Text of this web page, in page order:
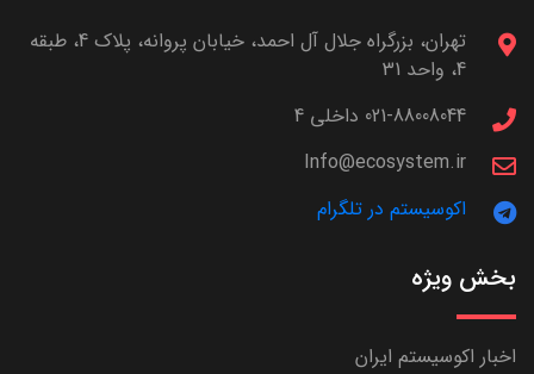
تهران، بزرگراه جلال آل احمد، خیابان پروانه، پلاک 4، طبقه
4، واحد 31
021-88008044 داخلی 4
Info@ecosystem.ir
اکوسیستم در تلگرام
بخش ویژه
اخبار اکوسیستم ایران